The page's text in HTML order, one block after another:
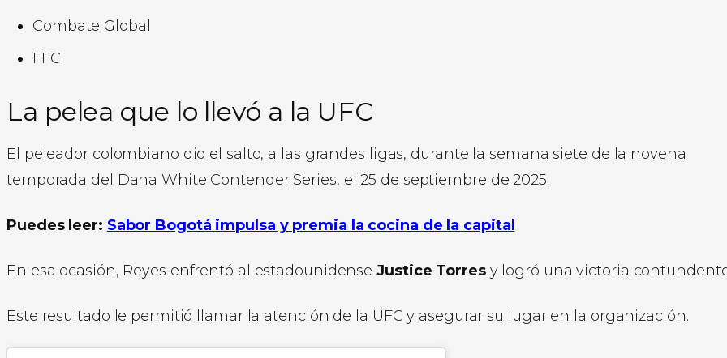
Combate Global
FFC
La pelea que lo llevó a la UFC
El peleador colombiano dio el salto, a las grandes ligas, durante la semana siete de la novena
temporada del Dana White Contender Series, el 25 de septiembre de 2025.
Puedes leer: Sabor Bogotá impulsa y premia la cocina de la capital
En esa ocasión, Reyes enfrentó al estadounidenseJustice Torresy logró una victoria
Este resultado le permitió llamar la atención de la UFC y asegurar su lugar en la organización.